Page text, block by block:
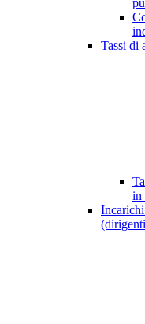
Tassi di
in